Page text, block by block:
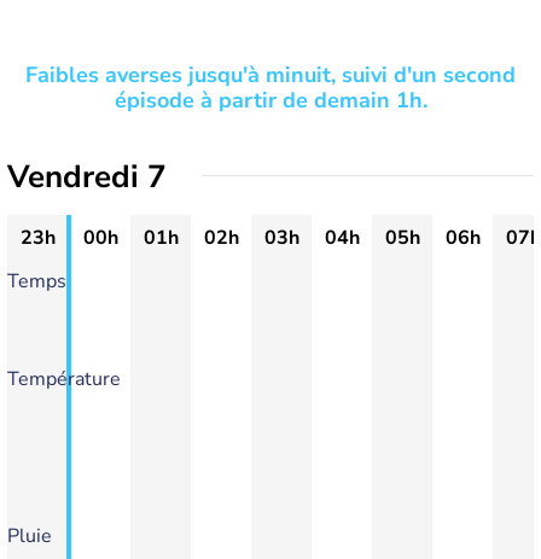
Faibles averses jusqu'à minuit, suivi d'un second
épisode à partir de demain 1h.
Vendredi 7
23h 00h 01h 02h 03h 04h 05h 06h
07h
Temps
Température
Pluie